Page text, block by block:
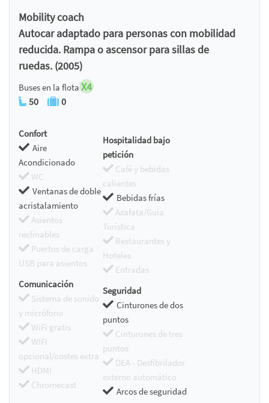
Mobility coach
Autocar adaptado para personas con mobilidad
reducida. Rampa o ascensor para sillas de
ruedas. (2005)
Buses en la flota X4
50 0
Confort
Aire
Acondicionado
WC
Ventanas de doble
acristalamiento
Asientos
reclinables
Puertos de carga
USB para asientos
Hospitalidad bajo
petición
Café y bebidas
calientes
Bebidas frías
Azafata/Guía
Turística
Restaurantes y
Hoteles
Entradas
Comunicación
Sistema de sonido
y micrófono
WiFi gratis
WIFI
opcional/costes extra
HDMI
Chromecast
Seguridad
Cinturones de dos
puntos
Cinturones de tres
puntos
DEA - Desfibrilador
externo automático
Arcos de seguridad